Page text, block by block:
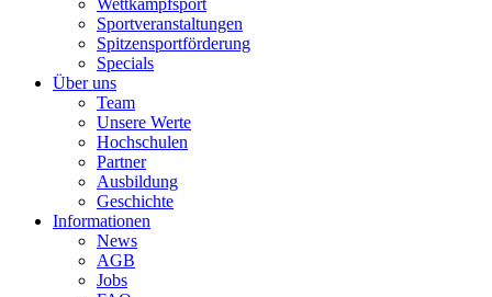
Sportveranstaltungen
Spitzensportförderung
Specials
Über uns
Team
Unsere Werte
Hochschulen
Partner
Ausbildung
Geschichte
Informationen
News
AGB
Jobs